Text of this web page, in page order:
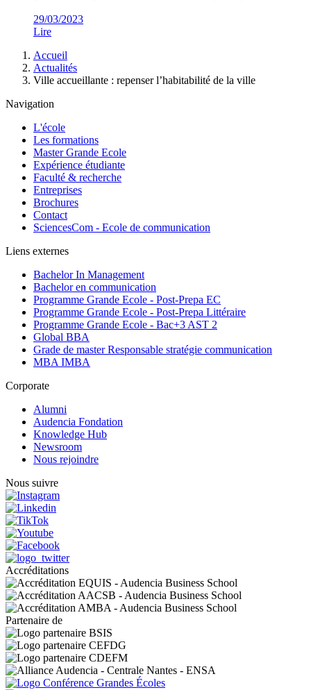
29/03/2023
Lire
d'Ariane
Accueil
Actualités
Ville accueillante : repenser l’habitabilité de la ville
Navigation
L'école
Les formations
Master Grande Ecole
Expérience étudiante
Faculté & recherche
Entreprises
Brochures
Contact
SciencesCom - Ecole de communication
Liens externes
Bachelor In Management
Bachelor en communication
Programme Grande Ecole - Post-Prepa EC
Programme Grande Ecole - Post-Prepa Littéraire
Programme Grande Ecole - Bac+3 AST 2
Global BBA
Grade de master Responsable stratégie communication
MBA IMBA
Corporate
Alumni
Audencia Fondation
Knowledge Hub
Newsroom
Nous rejoindre
Nous suivre
Accréditations
Partenaire de